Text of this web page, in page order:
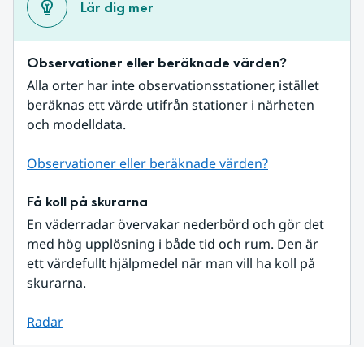
Lär dig mer
Observationer eller beräknade värden?
Alla orter har inte observationsstationer, istället
beräknas ett värde utifrån stationer i närheten
och modelldata.
Observationer eller beräknade värden?
Få koll på skurarna
En väderradar övervakar nederbörd och gör det
med hög upplösning i både tid och rum. Den är
ett värdefullt hjälpmedel när man vill ha koll på
skurarna.
Radar